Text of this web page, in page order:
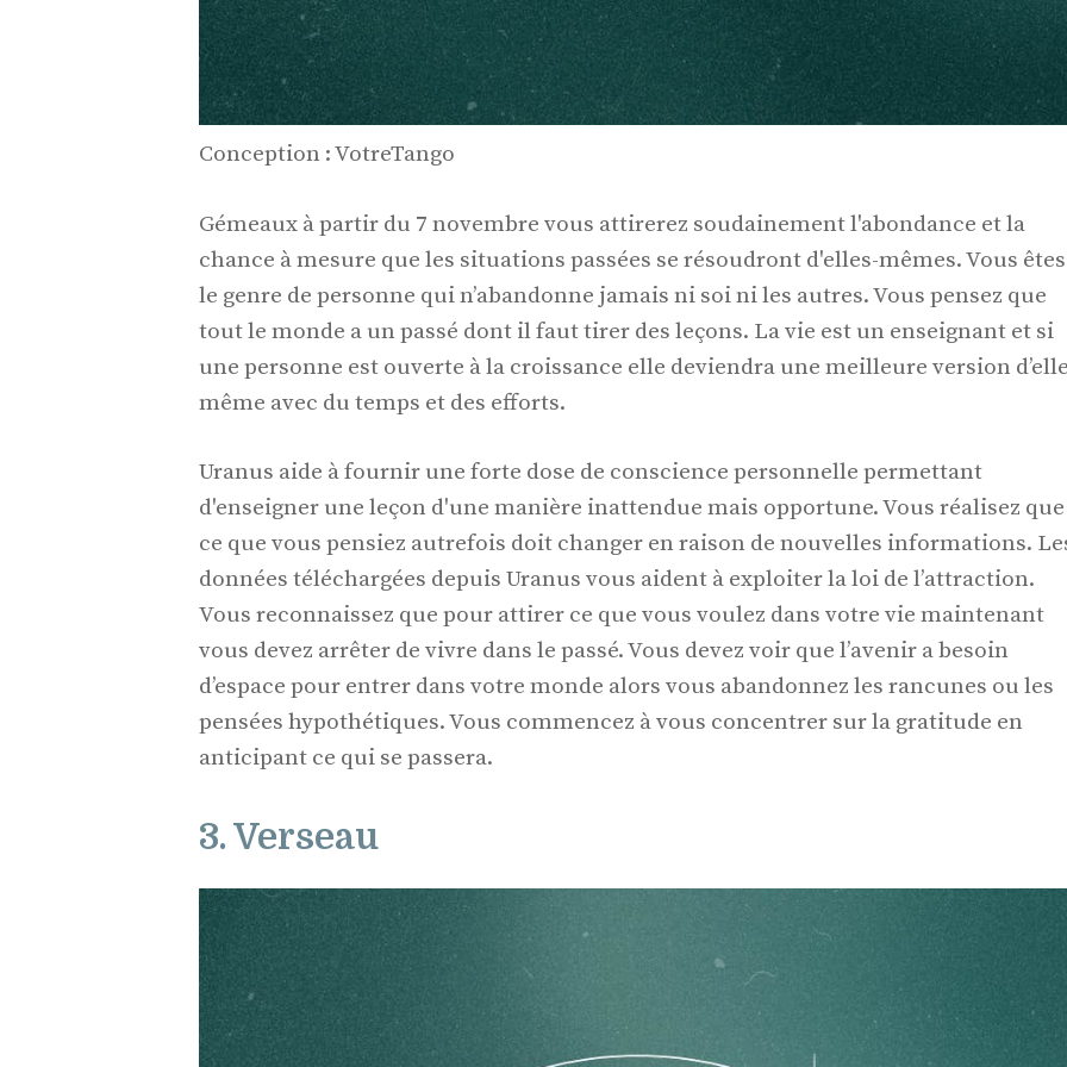
Conception : VotreTango
Gémeaux à partir du 7 novembre vous attirerez soudainement l'abondance et la
chance à mesure que les situations passées se résoudront d'elles-mêmes. Vous êtes
le genre de personne qui n’abandonne jamais ni soi ni les autres. Vous pensez que
tout le monde a un passé dont il faut tirer des leçons. La vie est un enseignant et si
une personne est ouverte à la croissance elle deviendra une meilleure version
même avec du temps et des efforts.
Uranus aide à fournir une forte dose de conscience personnelle permettant
d'enseigner une leçon d'une manière inattendue mais opportune. Vous réalisez que
ce que vous pensiez autrefois doit changer en raison de nouvelles informations.
données téléchargées depuis Uranus vous aident à exploiter la loi de l’attraction.
Vous reconnaissez que pour attirer ce que vous voulez dans votre vie maintenant
vous devez arrêter de vivre dans le passé. Vous devez voir que l’avenir a besoin
d’espace pour entrer dans votre monde alors vous abandonnez les rancunes ou les
pensées hypothétiques. Vous commencez à vous concentrer sur la gratitude en
anticipant ce qui se passera.
3. Verseau